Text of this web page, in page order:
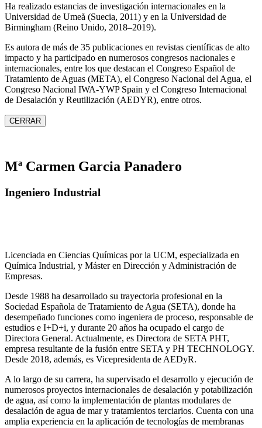
Ha realizado estancias de investigación internacionales en la
Universidad de Umeå (Suecia, 2011) y en la Universidad de
Birmingham (Reino Unido, 2018–2019).
Es autora de más de 35 publicaciones en revistas científicas de alto
impacto y ha participado en numerosos congresos nacionales e
internacionales, entre los que destacan el Congreso Español de
Tratamiento de Aguas (META), el Congreso Nacional del Agua, el
Congreso Nacional IWA‑YWP Spain y el Congreso Internacional
de Desalación y Reutilización (AEDYR), entre otros.
CERRAR
Mª Carmen Garcia Panadero
Ingeniero Industrial
Licenciada en Ciencias Químicas por la UCM, especializada en
Química Industrial, y Máster en Dirección y Administración de
Empresas.
Desde 1988 ha desarrollado su trayectoria profesional en la
Sociedad Española de Tratamiento de Agua (SETA), donde ha
desempeñado funciones como ingeniera de proceso, responsable de
estudios e I+D+i, y durante 20 años ha ocupado el cargo de
Directora General. Actualmente, es Directora de SETA PHT,
empresa resultante de la fusión entre SETA y PH TECHNOLOGY.
Desde 2018, además, es Vicepresidenta de AEDyR.
A lo largo de su carrera, ha supervisado el desarrollo y ejecución de
numerosos proyectos internacionales de desalación y potabilización
de agua, así como la implementación de plantas modulares de
desalación de agua de mar y tratamientos terciarios. Cuenta con una
amplia experiencia en la aplicación de tecnologías de membranas